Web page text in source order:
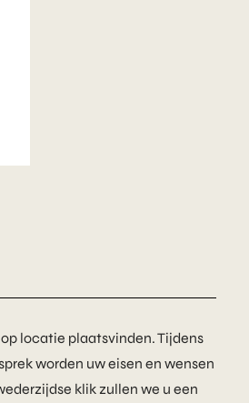
locatie plaatsvinden. Tijdens
worden uw eisen en wensen
klik zullen we u een